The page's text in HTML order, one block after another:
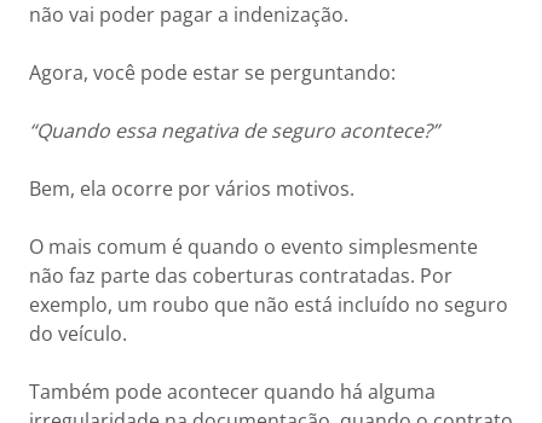
não vai poder pagar a indenização.
Agora, você pode estar se perguntando:
“Quando essa negativa de seguro acontece?”
Bem, ela ocorre por vários motivos.
O mais comum é quando o evento simplesmente
não faz parte das coberturas contratadas. Por
exemplo, um roubo que não está incluído no seguro
do veículo.
Também pode acontecer quando há alguma